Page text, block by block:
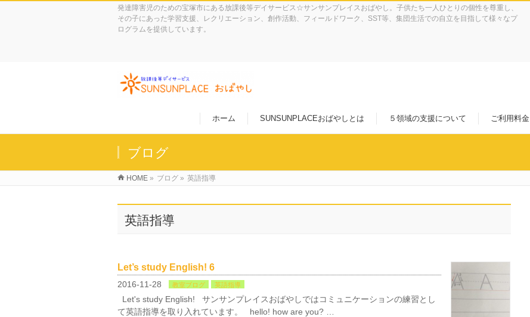
発達障害児のための宝塚市にある放課後等デイサービス☆サンサンプレイスおばやし。子供たち一人ひとりの個性を尊重し、
その子にあった学習支援、レクリエーション、創作活動、フィールドワーク、SST等、集団生活での自立を目指して様々なプ
ログラムを提供しています。
ホーム SUNSUNPLACEおばやしとは ５領域の支援について ご利用料金
ブログ
HOME » ブログ » 英語指導
英語指導
Let’s study English! 6
2016-11-28 教室ブログ 英語指導
Let's study English! サンサンプレイスおばやしではコミュニケーションの練習とし
て英語指導を取り入れています。 hello! how are you? …